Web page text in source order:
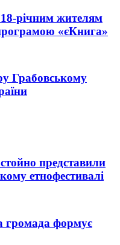
річним жителям
«єКнига»
Грабовському
представили
етнофестивалі
громада формує